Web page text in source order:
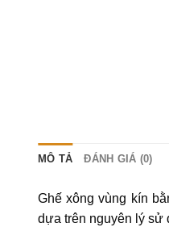
MÔ TẢ ĐÁNH GIÁ (0)
Ghế xông vùng kín
dựa trên nguyên lý sử